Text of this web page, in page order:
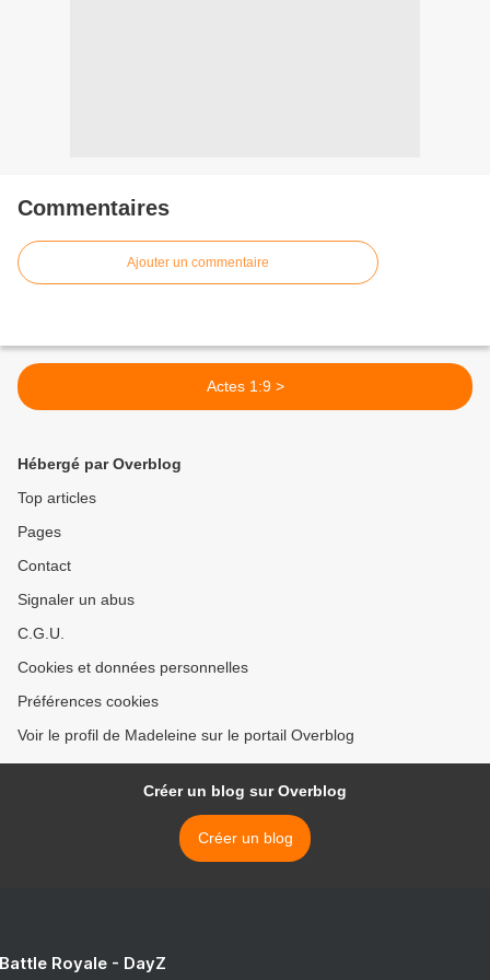
Commentaires
Ajouter un commentaire
Actes 1:9 >
Hébergé par Overblog
Top articles
Pages
Contact
Signaler un abus
C.G.U.
Cookies et données personnelles
Préférences cookies
Voir le profil de Madeleine sur le portail Overblog
Créer un blog sur Overblog
Créer un blog
Royale - DayZ